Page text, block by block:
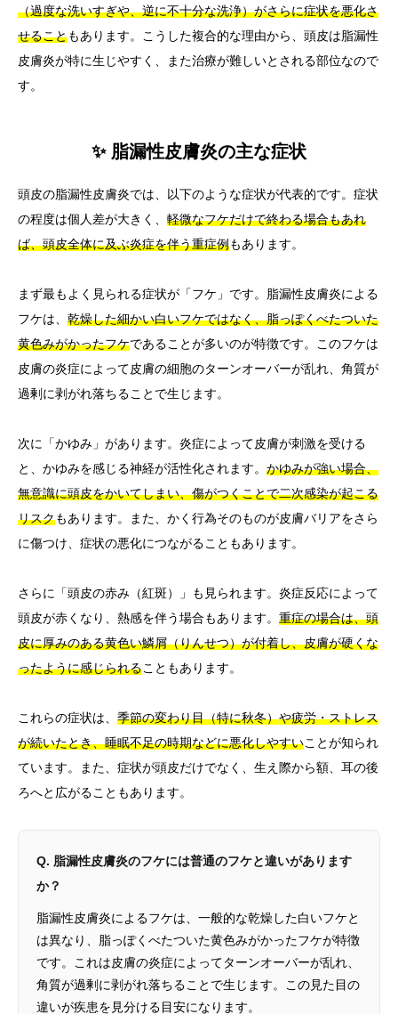
（過度な洗いすぎや、逆に不十分な洗浄）がさらに症状を悪化さ
せることもあります。こうした複合的な理由から、頭皮は脂漏性
皮膚炎が特に生じやすく、また治療が難しいとされる部位なので
す。
✨ 脂漏性皮膚炎の主な症状
頭皮の脂漏性皮膚炎では、以下のような症状が代表的です。症状
の程度は個人差が大きく、 軽微なフケだけで終わる場合もあれ
ば、頭皮全体に及ぶ炎症を伴う重症例もあります。
まず最もよく見られる症状が「フケ」です。脂漏性皮膚炎による
フケは、 乾燥した細かい白いフケではなく、脂っぽくべたついた
黄色みがかったフケであることが多いのが特徴です。このフケは
皮膚の炎症によって皮膚の細胞のターンオーバーが乱れ、角質が
過剰に剥がれ落ちることで生じます。
次に「かゆみ」があります。炎症によって皮膚が刺激を受ける
と、かゆみを感じる神経が活性化されます。 かゆみが強い場合、
無意識に頭皮をかいてしまい、傷がつくことで二次感染が起こる
リスクもあります。また、かく行為そのものが皮膚バリアをさら
に傷つけ、症状の悪化につながることもあります。
さらに「頭皮の赤み（紅斑）」も見られます。炎症反応によって
頭皮が赤くなり、熱感を伴う場合もあります。 重症の場合は、頭
皮に厚みのある黄色い鱗屑（りんせつ）が付着し、皮膚が硬くな
ったように感じられることもあります。
これらの症状は、 季節の変わり目（特に秋冬）や疲労・ストレス
が続いたとき、睡眠不足の時期などに悪化しやすいことが知られ
ています。また、症状が頭皮だけでなく、生え際から額、耳の後
ろへと広がることもあります。
Q. 脂漏性皮膚炎のフケには普通のフケと違いがあります
か？
脂漏性皮膚炎によるフケは、一般的な乾燥した白いフケと
は異なり、脂っぽくべたついた黄色みがかったフケが特徴
です。これは皮膚の炎症によってターンオーバーが乱れ、
角質が過剰に剥がれ落ちることで生じます。この見た目の
違いが疾患を見分ける目安になります。